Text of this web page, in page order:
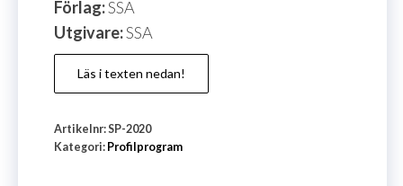
Förlag:SSA
Utgivare:SSA
Läs i texten nedan!
Artikelnr:SP-2020
Kategori: Profilprogram